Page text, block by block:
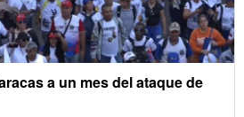
a un mes del ataque de